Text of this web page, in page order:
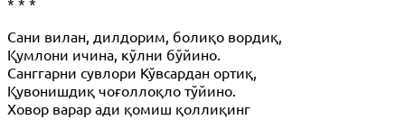
Сани вилан, дилдорим, болиқо вордиқ,
Қумлони ичина, кўлни бўйино.
Санггарни сувлори Кўвсардан ортиқ,
Қувонишдиқ чоғоллоқло тўйино.
Ховор варар ади қомиш қоллиқинг